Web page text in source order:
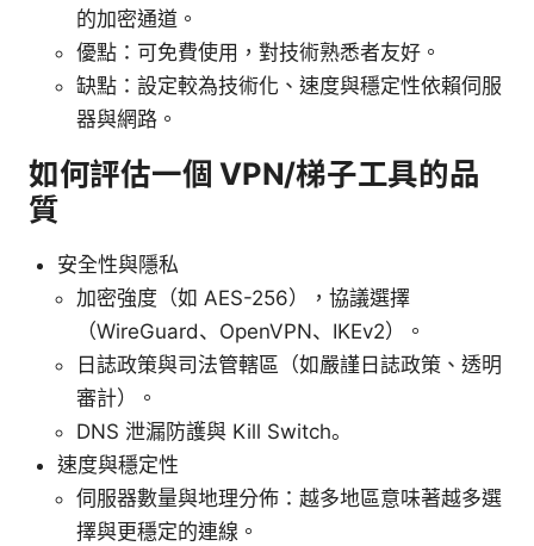
的加密通道。
優點：可免費使用，對技術熟悉者友好。
缺點：設定較為技術化、速度與穩定性依賴伺服
器與網路。
如何評估一個 VPN/梯子工具的品
質
安全性與隱私
加密強度（如 AES-256），協議選擇
（WireGuard、OpenVPN、IKEv2）。
日誌政策與司法管轄區（如嚴謹日誌政策、透明
審計）。
DNS 泄漏防護與 Kill Switch。
速度與穩定性
伺服器數量與地理分佈：越多地區意味著越多選
擇與更穩定的連線。